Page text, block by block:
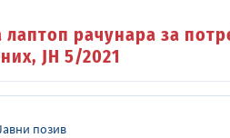
лаптоп рачунара за
ЈН 5/2021
позив